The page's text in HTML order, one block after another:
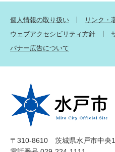
個人情報の取り扱い
リンク・
ウェブアクセシビリティ方針
バナー広告について
〒310-8610 茨城県水戸市中央